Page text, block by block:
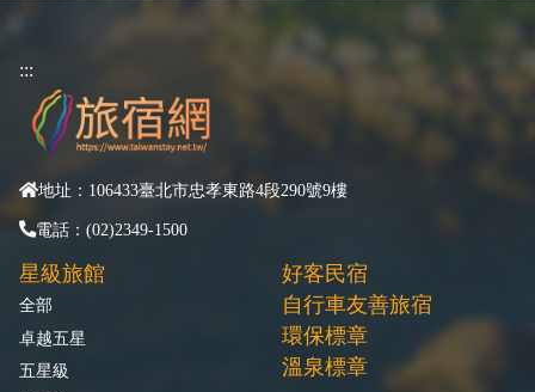
:::
地址：106433臺北市忠孝東路4段290號9樓
電話：(02)2349-1500
星級旅館
全部
卓越五星
五星級
好客民宿
自行車友善旅宿
環保標章
溫泉標章